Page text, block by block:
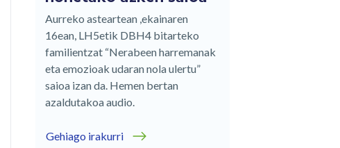
Aurreko asteartean ,ekainaren
16ean, LH5etik DBH4 bitarteko
familientzat “Nerabeen harremanak
eta emozioak udaran nola ulertu”
saioa izan da. Hemen bertan
azaldutakoa audio.
Gehiago irakurri